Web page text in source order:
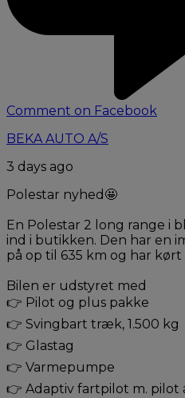
Comment on Facebook
BEKA AUTO A/S
3 days ago
Polestar nyhed🤩
En Polestar 2 long range i
ind i butikken. Den har en
på op til 635 km og har kørt
Bilen er udstyret med
👉 Pilot og plus pakke
👉 Svingbart træk, 1.500 kg
👉 Glastag
👉 Varmepumpe
👉 Adaptiv fartpilot m. pilot